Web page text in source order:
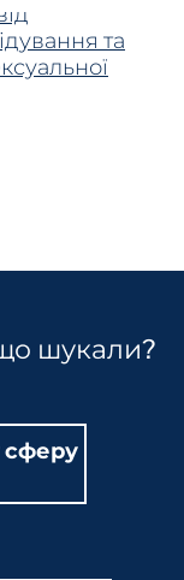
та
шукали?
сферу